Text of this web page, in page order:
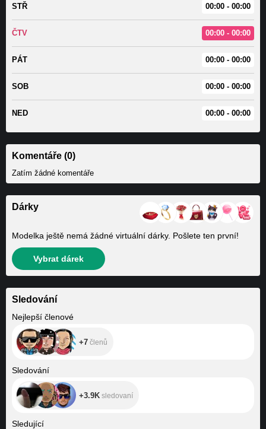
STŘ 00:00 - 00:00
ČTV 00:00 - 00:00
PÁT 00:00 - 00:00
SOB 00:00 - 00:00
NED 00:00 - 00:00
Komentáře (0)
Zatím žádné komentáře
Dárky
Modelka ještě nemá žádné virtuální dárky. Pošlete ten první!
Vybrat dárek
Sledování
Nejlepší členové
+7 členů
Sledování
+3.9K sledovaní
Sledující